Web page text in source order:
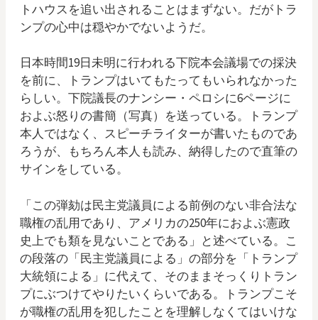
トハウスを追い出されることはまずない。だがトラ
ンプの心中は穏やかでないようだ。
日本時間19日未明に行われる下院本会議場での採決
を前に、トランプはいてもたってもいられなかった
らしい。下院議長のナンシー・ペロシに6ページに
およぶ怒りの書簡（写真）を送っている。トランプ
本人ではなく、スピーチライターが書いたものであ
ろうが、もちろん本人も読み、納得したので直筆の
サインをしている。
「この弾劾は民主党議員による前例のない非合法な
職権の乱用であり、アメリカの250年におよぶ憲政
史上でも類を見ないことである」と述べている。こ
の段落の「民主党議員による」の部分を「トランプ
大統領による」に代えて、そのままそっくりトラン
プにぶつけてやりたいくらいである。トランプこそ
が職権の乱用を犯したことを理解しなくてはいけな